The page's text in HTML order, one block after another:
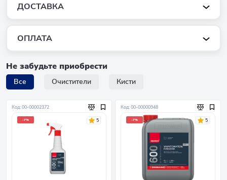
ДОСТАВКА
ОПЛАТА
Не забудьте приобрести
Все Очистители Кисти
Код: 00-00002372
-7% 5
Код: 00-00000948
-7% 5